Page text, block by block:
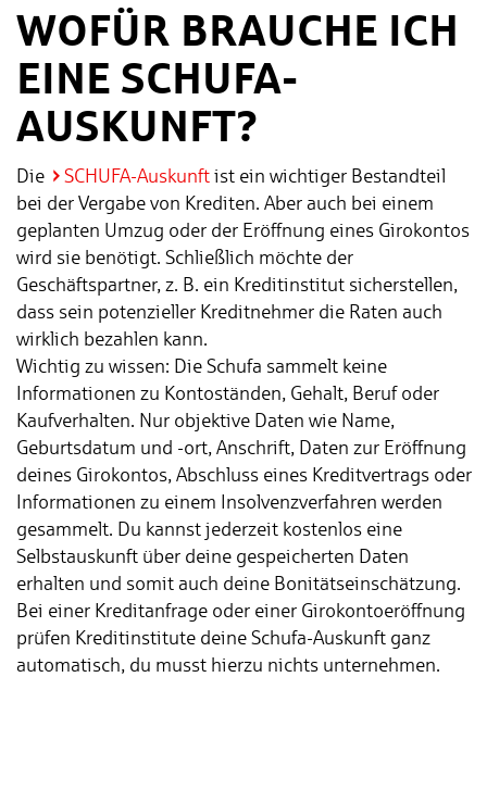
WOFÜR BRAUCHE ICH
EINE SCHUFA-
AUSKUNFT?
Die SCHUFA-Auskunftist ein wichtiger Bestandteil
bei der Vergabe von Krediten. Aber auch bei einem
geplanten Umzug oder der Eröffnung eines Girokontos
wird sie benötigt. Schließlich möchte der
Geschäftspartner, z. B. ein Kreditinstitut sicherstellen,
dass sein potenzieller Kreditnehmer die Raten auch
wirklich bezahlen kann.
Wichtig zu wissen: Die Schufa sammelt keine
Informationen zu Kontoständen, Gehalt, Beruf oder
Kaufverhalten. Nur objektive Daten wie Name,
Geburtsdatum und -ort, Anschrift, Daten zur Eröffnung
deines Girokontos, Abschluss eines Kreditvertrags oder
Informationen zu einem Insolvenzverfahren werden
gesammelt. Du kannst jederzeit kostenlos eine
Selbstauskunft über deine gespeicherten Daten
erhalten und somit auch deine Bonitätseinschätzung.
Bei einer Kreditanfrage oder einer Girokontoeröffnung
prüfen Kreditinstitute deine Schufa-Auskunft ganz
automatisch, du musst hierzu nichts unternehmen.